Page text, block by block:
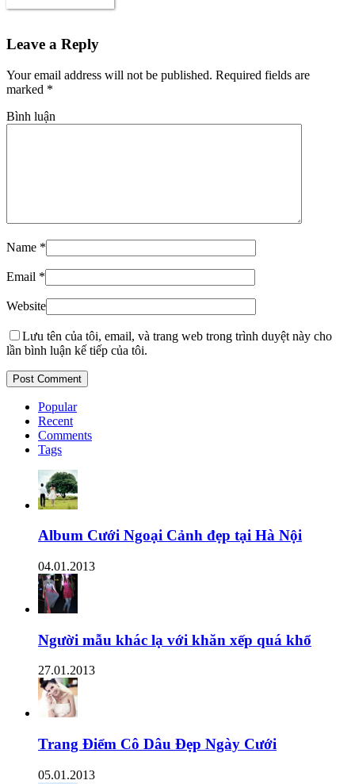
Leave a Reply
Your email address will not be published. Required fields are
marked *
Bình luận
Name *
Email *
Website
Lưu tên của tôi, email, và trang web trong trình duyệt này cho
lần bình luận kế tiếp của tôi.
Popular
Recent
Comments
Tags
Album Cưới Ngoại Cảnh đẹp tại Hà Nội
04.01.2013
Người mẫu khác lạ với khăn xếp quá khổ
27.01.2013
Trang Điểm Cô Dâu Đẹp Ngày Cưới
05.01.2013